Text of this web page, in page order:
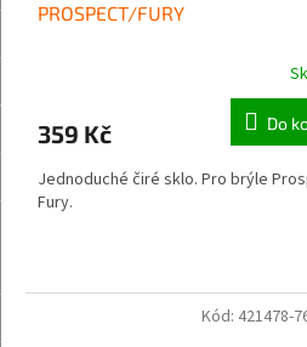
PROSPECT/FURY
359 Kč Do
Jednoduché čiré sklo. Pro brýle
Fury.
Kód: 421478-